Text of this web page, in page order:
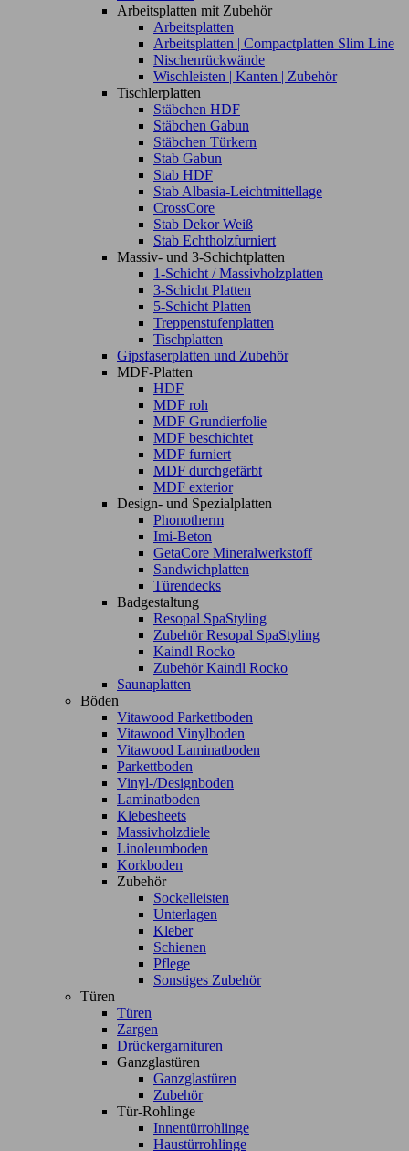
Arbeitsplatten mit Zubehör
Arbeitsplatten
Arbeitsplatten | Compactplatten Slim Line
Nischenrückwände
Wischleisten | Kanten | Zubehör
Tischlerplatten
Stäbchen HDF
Stäbchen Gabun
Stäbchen Türkern
Stab Gabun
Stab HDF
Stab Albasia-Leichtmittellage
CrossCore
Stab Dekor Weiß
Stab Echtholzfurniert
Massiv- und 3-Schichtplatten
1-Schicht / Massivholzplatten
3-Schicht Platten
5-Schicht Platten
Treppenstufenplatten
Tischplatten
Gipsfaserplatten und Zubehör
MDF-Platten
HDF
MDF roh
MDF Grundierfolie
MDF beschichtet
MDF furniert
MDF durchgefärbt
MDF exterior
Design- und Spezialplatten
Phonotherm
Imi-Beton
GetaCore Mineralwerkstoff
Sandwichplatten
Türendecks
Badgestaltung
Resopal SpaStyling
Zubehör Resopal SpaStyling
Kaindl Rocko
Zubehör Kaindl Rocko
Saunaplatten
Böden
Vitawood Parkettboden
Vitawood Vinylboden
Vitawood Laminatboden
Parkettboden
Vinyl-/Designboden
Laminatboden
Klebesheets
Massivholzdiele
Linoleumboden
Korkboden
Zubehör
Sockelleisten
Unterlagen
Kleber
Schienen
Pflege
Sonstiges Zubehör
Türen
Türen
Zargen
Drückergarnituren
Ganzglastüren
Ganzglastüren
Zubehör
Tür-Rohlinge
Innentürrohlinge
Haustürrohlinge